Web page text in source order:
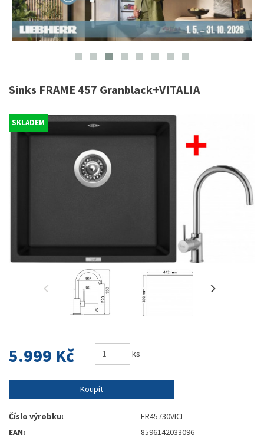
Sinks FRAME 457 Granblack+VITALIA
SKLADEM
5.999 Kč ks
Koupit
Číslo výrobku:
FR45730VICL
EAN:
8596142033096